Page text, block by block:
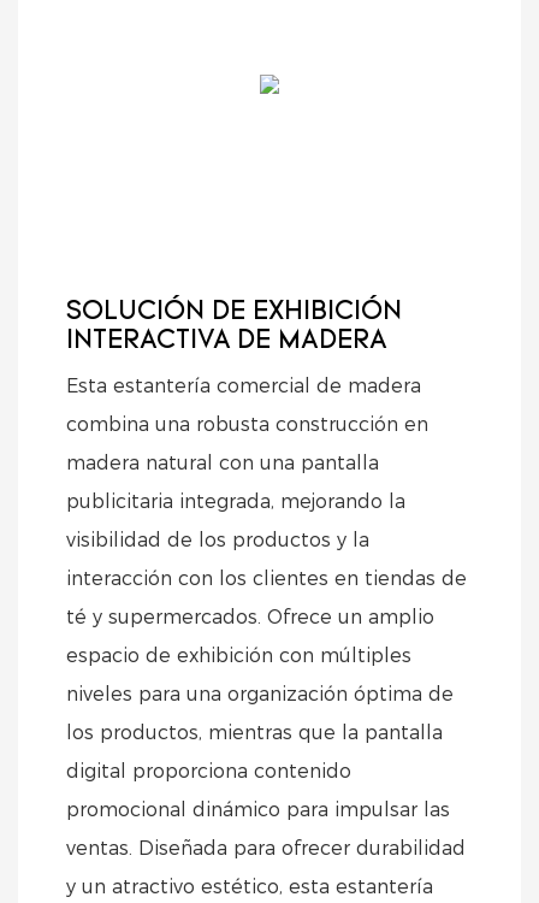
SOLUCIÓN DE EXHIBICIÓN
INTERACTIVA DE MADERA
Esta estantería comercial de madera
combina una robusta construcción en
madera natural con una pantalla
publicitaria integrada, mejorando la
visibilidad de los productos y la
interacción con los clientes en tiendas de
té y supermercados. Ofrece un amplio
espacio de exhibición con múltiples
niveles para una organización óptima de
los productos, mientras que la pantalla
digital proporciona contenido
promocional dinámico para impulsar las
ventas. Diseñada para ofrecer durabilidad
y un atractivo estético, esta estantería